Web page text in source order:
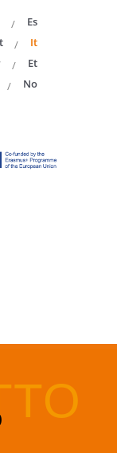
Es
It
Et
No